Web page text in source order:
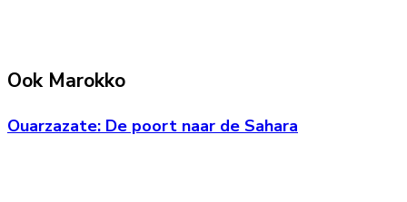
Ook Marokko
Ouarzazate: De poort naar de Sahara